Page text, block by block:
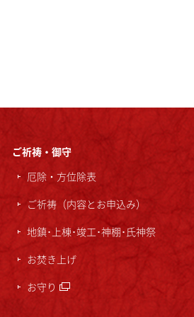
ご祈祷・御守
厄除・方位除表
ご祈祷（内容とお申込み）
地鎮･上棟･竣工･神棚･氏神祭
お焚き上げ
お守り